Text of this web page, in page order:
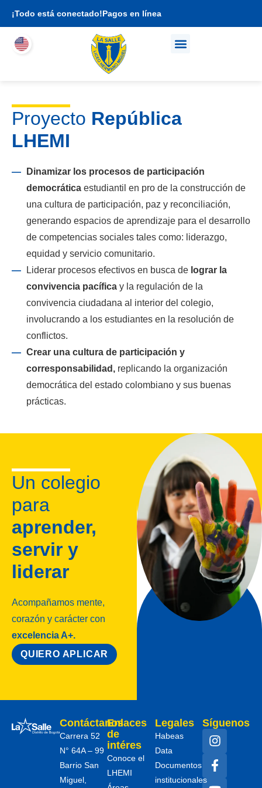
¡Todo está conectado!Pagos en línea
Proyecto República
LHEMI
Dinamizar los procesos de participación
democrática estudiantil en pro de la construcción de
una cultura de participación, paz y reconciliación,
generando espacios de aprendizaje para el desarrollo
de competencias sociales tales como: liderazgo,
equidad y servicio comunitario.
Liderar procesos efectivos en busca de lograr la
convivencia pacífica y la regulación de la
convivencia ciudadana al interior del colegio,
involucrando a los estudiantes en la resolución de
conflictos.
Crear una cultura de participación y
corresponsabilidad, replicando la organización
democrática del estado colombiano y sus buenas
prácticas.
Un colegio
para
aprender,
servir y
liderar
Acompañamos mente,
corazón y carácter con
excelencia A+.
QUIERO APLICAR
Contáctanos
Carrera 52
N° 64A – 99
Barrio San
Miguel,
Enlaces
de
intéres
Conoce el
LHEMI
Legales
Habeas
Data
Documentos
institucionales
Síguenos